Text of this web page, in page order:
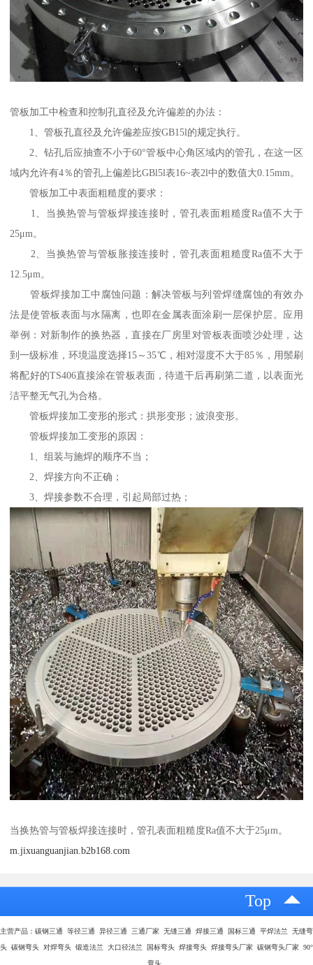
管板加工中检查和控制孔直径及允许偏差的办法：
1、管板孔直径及允许偏差应按GB15l的规定执行。
2、钻孔后应抽查不小于60°管板中心角区域内的管孔，在这一区
域内允许有4％的管孔上偏差比GBl5l表16~表2l中的数值大0.15mm。
管板加工中表面粗糙度的要求：
1、当换热管与管板焊接连接时，管孔表面粗糙度Ra值不大于
25μm。
2、当换热管与管板胀接连接时，管孔表面粗糙度Ra值不大于
12.5μm。
管板焊接加工中腐蚀问题：解决管板与列管焊缝腐蚀的有效办
法是使管板表面与水隔离，也即在金属表面涂刷一层保护层。应用
举例：对新制作的换热器，直接在厂房里对管板表面喷沙处理，达
到一级标准，环境温度选择15～35℃，相对湿度不大于85％，用鬃刷
将配好的TS406直接涂在管板表面，待道干后再刷第二道，以表面光
洁平整无气孔为合格。
管板焊接加工变形的形式：拱形变形；波浪变形。
管板焊接加工变形的原因：
1、组装与施焊的顺序不当；
2、焊接方向不正确；
3、焊接参数不合理，引起局部过热；
当换热管与管板焊接连接时，管孔表面粗糙度Ra值不大于25μm。
m.jixuanguanjian.b2b168.com
Top
主营产品：碳钢三通 等径三通 异径三通 三通厂家 无缝三通 焊接三通 国标三通 平焊法兰 无缝弯
头 碳钢弯头 对焊弯头 锻造法兰 大口径法兰 国标弯头 焊接弯头 焊接弯头厂家 碳钢弯头厂家 90°
弯头